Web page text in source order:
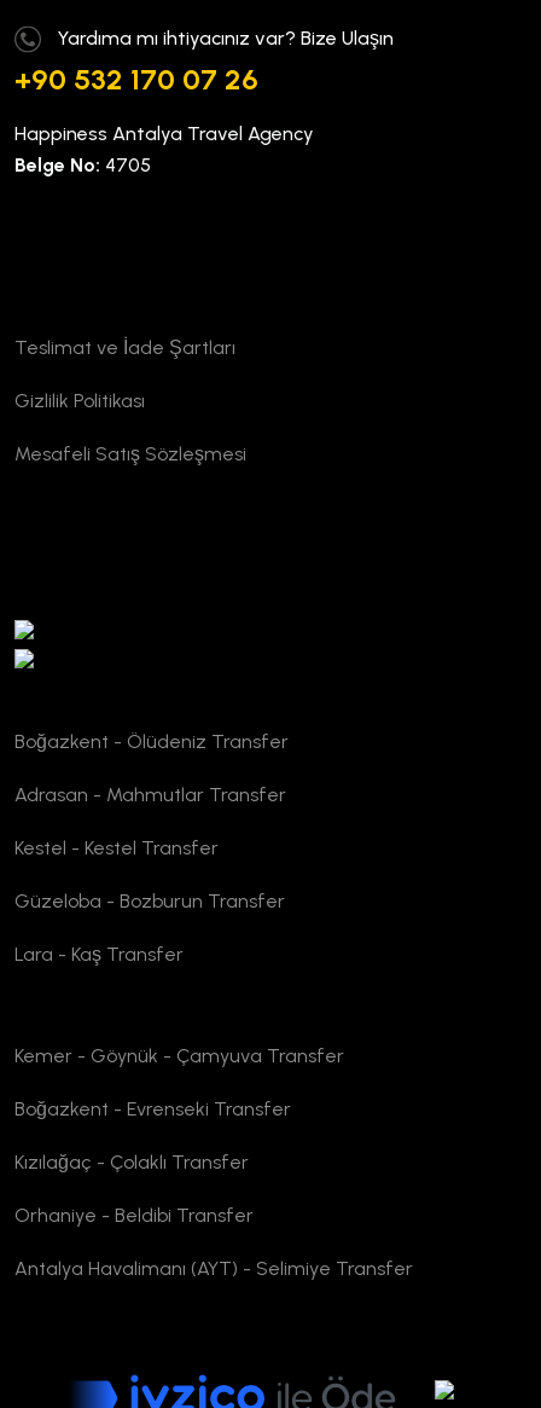
Yardıma mı ihtiyacınız var? Bize Ulaşın
+90 532 170 07 26
Happiness Antalya Travel Agency
Belge No: 4705
Teslimat ve İade Şartları
Gizlilik Politikası
Mesafeli Satış Sözleşmesi
Boğazkent - Ölüdeniz Transfer
Adrasan - Mahmutlar Transfer
Kestel - Kestel Transfer
Güzeloba - Bozburun Transfer
Lara - Kaş Transfer
Kemer - Göynük - Çamyuva Transfer
Boğazkent - Evrenseki Transfer
Kızılağaç - Çolaklı Transfer
Orhaniye - Beldibi Transfer
Antalya Havalimanı (AYT) - Selimiye Transfer